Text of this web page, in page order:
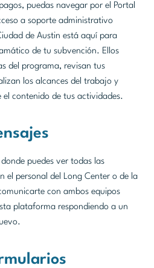
puedas navegar por el Portal
a soporte administrativo
de Austin está aquí para
de tu subvención. Ellos
del programa, revisan tus
los alcances del trabajo y
el contenido de tus actividades.
puedes ver todas las
el personal del Long Center o de la
con ambos equipos
plataforma respondiendo a un